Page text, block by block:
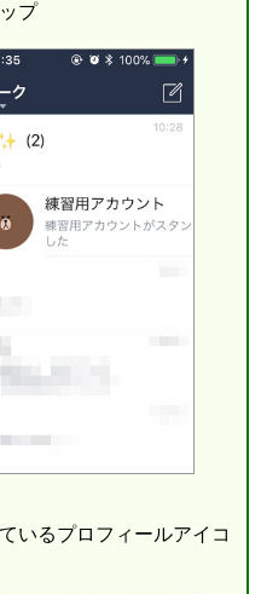
プ
いるプロフィールアイコ